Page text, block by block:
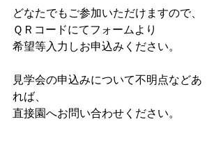
どなたでもご参加いただけますので、
ＱＲコードにてフォームより
希望等入力しお申込みください。
見学会の申込みについて不明点などあ
れば、
直接園へお問い合わせください。